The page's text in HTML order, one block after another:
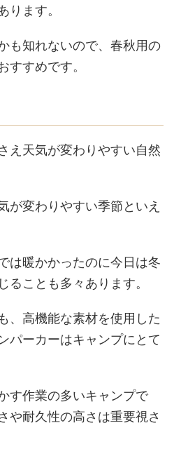
ります。
も知れないので、春秋用の
すすめです。
天気が変わりやすい自然
が変わりやすい季節といえ
は暖かかったのに今日は冬
ることも多々あります。
、高機能な素材を使用した
パーカーはキャンプにとて
す作業の多いキャンプで
や耐久性の高さは重要視さ